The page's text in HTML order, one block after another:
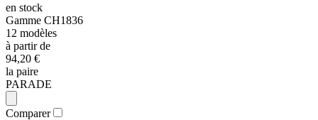
en stock
Gamme CH1836
12 modèles
à partir de
94,20 €
la paire
PARADE
Comparer